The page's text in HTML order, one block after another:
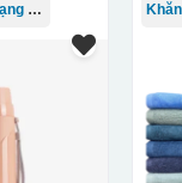
Điện gia dụng Rạng Đông